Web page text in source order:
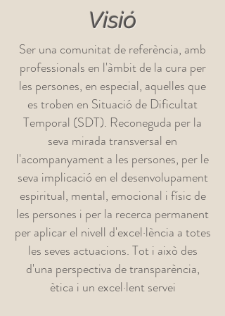
Visió
Ser una comunitat de referència, amb
professionals en l'àmbit de la cura per
les persones, en especial, aquelles que
es troben en Situació de Dificultat
Temporal (SDT). Reconeguda per la
seva mirada transversal en
l'acompanyament a les persones, per le
seva implicació en el desenvolupament
espiritual, mental, emocional i físic de
les persones i per la recerca permanent
per aplicar el nivell d'excel·lència a totes
les seves actuacions. Tot i això des
d'una perspectiva de transparència,
ètica i un excel·lent servei